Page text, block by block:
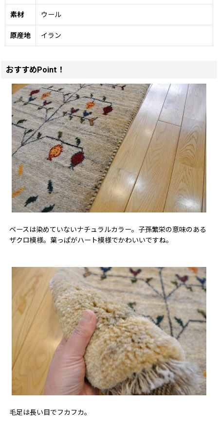
素材 ウール
原産地 イラン
おすすめPoint！
ベースは染めていないナチュラルカラー。子孫繁栄の意味のある
ザクロ模様。葉っぱがハート模様でかわいいですね。
毛足は長い目でフカフカ。